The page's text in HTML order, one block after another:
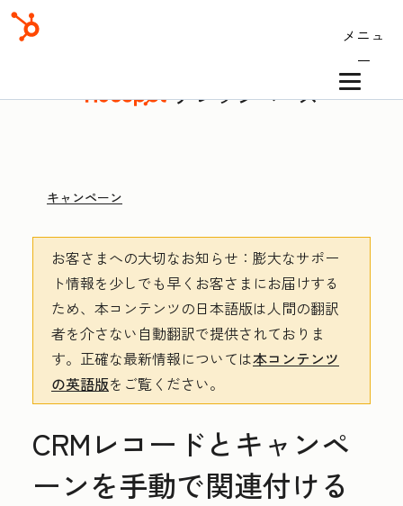
メニュ
ー
ナレッジベース
キャンペーン
お客さまへの大切なお知らせ ：膨大なサポー
ト情報を少しでも早くお客さまにお届けする
ため、本コンテンツの日本語版は人間の翻訳
者を介さない自動翻訳で提供されておりま
す。 正確な最新情報については本コンテンツ
の英語版をご覧ください。
CRMレコードとキャンペ
ーンを手動で関連付ける